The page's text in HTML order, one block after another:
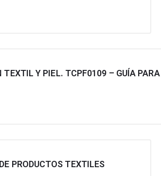
PRODUCTOS TEXTILES